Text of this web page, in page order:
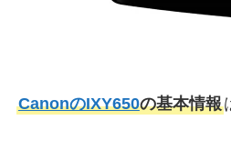
CanonのIXY650の基本情報